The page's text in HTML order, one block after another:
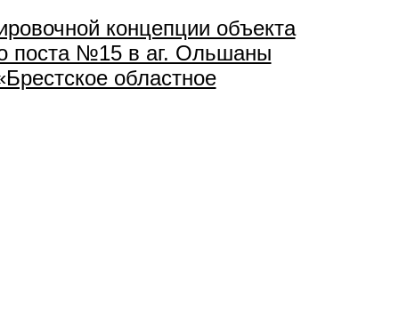
концепции объекта
поста №15 в аг. Ольшаны
областное